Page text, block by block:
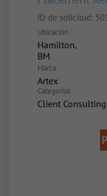
ID de solicitud:
Ubicación
Hamilton,
Marca
Artex
Categorías
Client